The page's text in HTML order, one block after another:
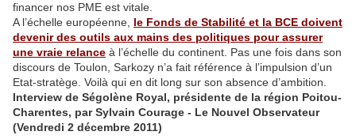
financer nos PME est vitale.
A l’échelle européenne, le Fonds de Stabilité et la BCE doivent
devenir des outils aux mains des politiques pour assurer
une vraie relance à l’échelle du continent. Pas une fois dans son
discours de Toulon, Sarkozy n’a fait référence à l’impulsion d’un
Etat-stratège. Voilà qui en dit long sur son absence d’ambition.
Interview de Ségolène Royal, présidente de la région Poitou-
Charentes, par Sylvain Courage - Le Nouvel Observateur
(Vendredi 2 décembre 2011)